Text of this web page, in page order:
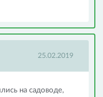
25.02.2019
на садоводе,